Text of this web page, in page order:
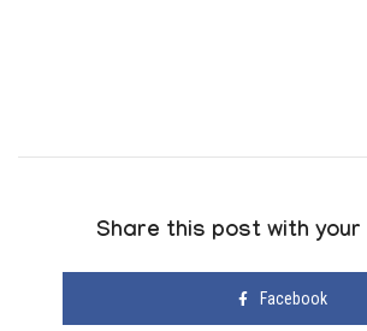
Share this post with
Facebook